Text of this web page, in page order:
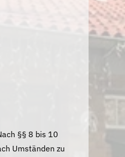
§§ 8 bis 10
Umständen zu